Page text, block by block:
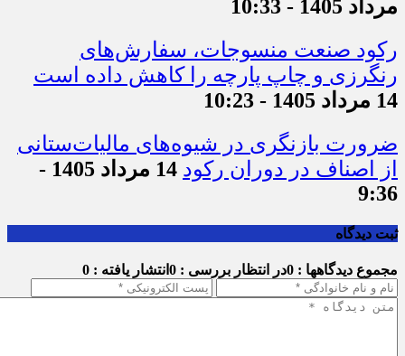
مرداد 1405 - 10:33
رکود صنعت منسوجات، سفارش‌های
رنگرزی و چاپ پارچه را کاهش داده است
14 مرداد 1405 - 10:23
ضرورت بازنگری در شیوه‌های مالیات‌ستانی
از اصناف در دوران رکود
14 مرداد 1405 -
9:36
ثبت دیدگاه
مجموع دیدگاهها : 0 در انتظار بررسی : 0 انتشار یافته : 0